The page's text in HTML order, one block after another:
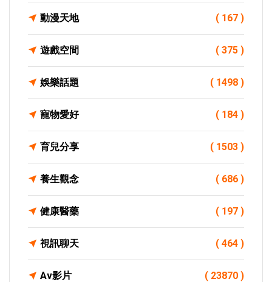
動漫天地 ( 167 )
遊戲空間 ( 375 )
娛樂話題 ( 1498 )
寵物愛好 ( 184 )
育兒分享 ( 1503 )
養生觀念 ( 686 )
健康醫藥 ( 197 )
視訊聊天 ( 464 )
Av影片 ( 23870 )